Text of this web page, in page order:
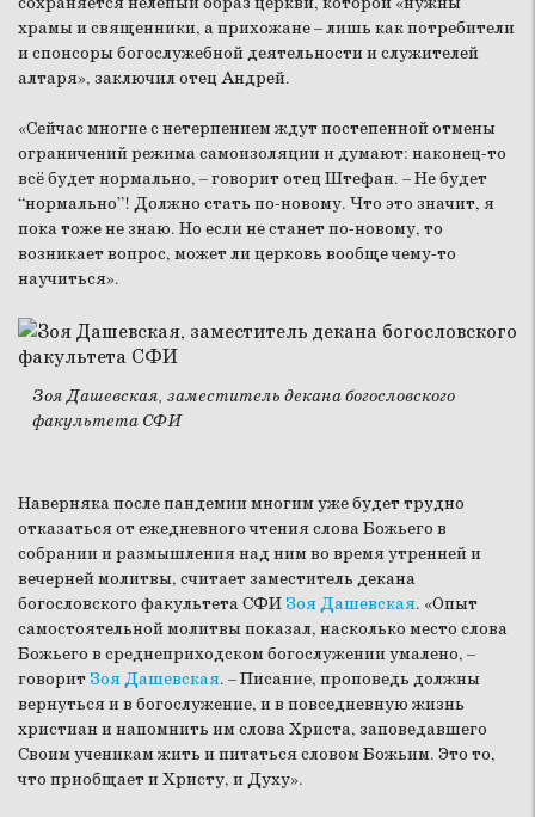
храмы и священники, а прихожане – лишь как потребители
и спонсоры богослужебной деятельности и служителей
алтаря», заключил отец Андрей.
«Сейчас многие с нетерпением ждут постепенной отмены
ограничений режима самоизоляции и думают: наконец-то
всё будет нормально, – говорит отец Штефан. – Не будет
“нормально”! Должно стать по-новому. Что это значит, я
пока тоже не знаю. Но если не станет по-новому, то
возникает вопрос, может ли церковь вообще чему-то
научиться».
Зоя Дашевская, заместитель декана богословского
факультета СФИ
Наверняка после пандемии многим уже будет трудно
отказаться от ежедневного чтения слова Божьего в
собрании и размышления над ним во время утренней и
вечерней молитвы, считает заместитель декана
богословского факультета СФИ Зоя Дашевская. «Опыт
самостоятельной молитвы показал, насколько место слова
Божьего в среднеприходском богослужении умалено, –
говорит Зоя Дашевская. – Писание, проповедь должны
вернуться и в богослужение, и в повседневную жизнь
христиан и напомнить им слова Христа, заповедавшего
Своим ученикам жить и питаться словом Божьим. Это то,
что приобщает и Христу, и Духу».